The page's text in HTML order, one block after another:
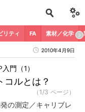
リティ FA 素材／化学
2010年4月9日
ルとは？
門（1）
（1/3 ページ）
の測定／キャリブレ